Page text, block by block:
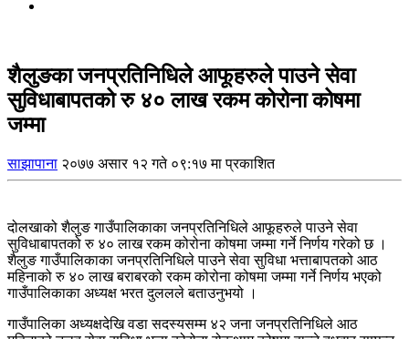
शैलुङका जनप्रतिनिधिले आफूहरुले पाउने सेवा
सुविधाबापतको रु ४० लाख रकम कोरोना कोषमा
जम्मा
साझापाना २०७७ असार १२ गते ०९:१७ मा प्रकाशित
दोलखाको शैलुङ गाउँपालिकाका जनप्रतिनिधिले आफूहरुले पाउने सेवा
सुविधाबापतको रु ४० लाख रकम कोरोना कोषमा जम्मा गर्ने निर्णय गरेको छ ।
शैलुङ गाउँपालिकाका जनप्रतिनिधिले पाउने सेवा सुविधा भत्ताबापतको आठ
महिनाको रु ४० लाख बराबरको रकम कोरोना कोषमा जम्मा गर्ने निर्णय भएको
गाउँपालिकाका अध्यक्ष भरत दुललले बताउनुभयो ।
गाउँपालिका अध्यक्षदेखि वडा सदस्यसम्म ४२ जना जनप्रतिनिधिले आठ